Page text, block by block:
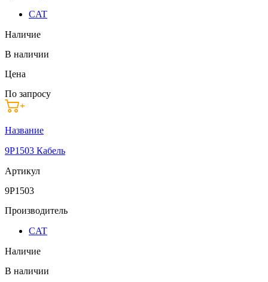
CAT
Наличие
В наличии
Цена
По запросу
Название
9P1503 Кабель
Артикул
9P1503
Производитель
CAT
Наличие
В наличии